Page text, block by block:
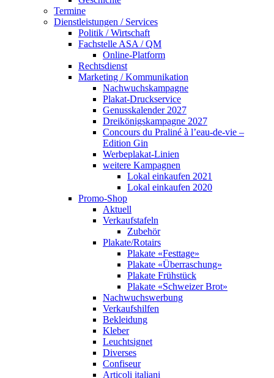
Termine
Dienstleistungen / Services
Politik / Wirtschaft
Fachstelle ASA / QM
Online-Platform
Rechtsdienst
Marketing / Kommunikation
Nachwuchskampagne
Plakat-Druckservice
Genusskalender 2027
Dreikönigskampagne 2027
Concours du Praliné à l’eau-de-vie –
Edition Gin
Werbeplakat-Linien
weitere Kampagnen
Lokal einkaufen 2021
Lokal einkaufen 2020
Promo-Shop
Aktuell
Verkaufstafeln
Zubehör
Plakate/Rotairs
Plakate «Festtage»
Plakate «Überraschung»
Plakate Frühstück
Plakate «Schweizer Brot»
Nachwuchswerbung
Verkaufshilfen
Bekleidung
Kleber
Leuchtsignet
Diverses
Confiseur
Articoli italiani